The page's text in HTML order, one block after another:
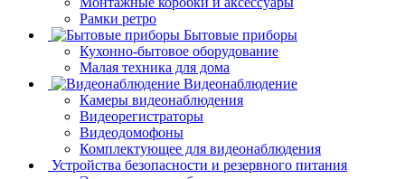
Рамки ретро
Бытовые приборы
Кухонно-бытовое оборудование
Малая техника для дома
Видеонаблюдение
Камеры видеонаблюдения
Видеорегистраторы
Видеодомофоны
Комплектующее для видеонаблюдения
Устройства безопасности и резервного питания